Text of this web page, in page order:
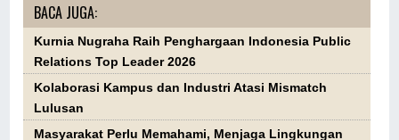
BACA JUGA:
Kurnia Nugraha Raih Penghargaan Indonesia Public
Relations Top Leader 2026
Kolaborasi Kampus dan Industri Atasi Mismatch
Lulusan
Masyarakat Perlu Memahami, Menjaga Lingkungan